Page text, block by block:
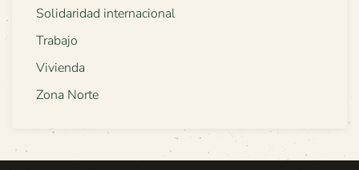
Solidaridad internacional
Trabajo
Vivienda
Zona Norte